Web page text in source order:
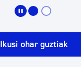
Ikusi ohar guztiak